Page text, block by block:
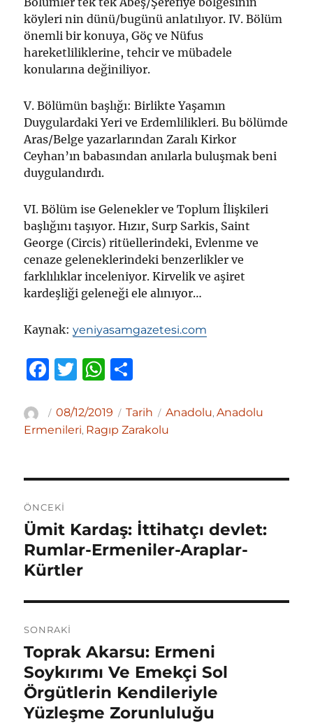
köyleri nin dünü/bugünü anlatılıyor. IV. Bölüm
önemli bir konuya, Göç ve Nüfus
hareketliliklerine, tehcir ve mübadele
konularına değiniliyor.
V. Bölümün başlığı: Birlikte Yaşamın
Duygulardaki Yeri ve Erdemlilikleri. Bu bölümde
Aras/Belge yazarlarından Zaralı Kirkor
Ceyhan’ın babasından anılarla buluşmak beni
duygulandırdı.
VI. Bölüm ise Gelenekler ve Toplum İlişkileri
başlığını taşıyor. Hızır, Surp Sarkis, Saint
George (Circis) ritüellerindeki, Evlenme ve
cenaze geleneklerindeki benzerlikler ve
farklılıklar inceleniyor. Kirvelik ve aşiret
kardeşliği geleneği ele alınıyor…
Kaynak:yeniyasamgazetesi.com
F
c
e
o
o
k
T
it
te
W
at
s
p
ar
e
Yazar
Yayın
tarihi
08/12/2019 Kategoriler
Tarih Etiketler
Anadolu,Anadolu
Ermenileri, Ragıp Zarakolu
gezinmesi
ÖNCEKI
Önceki
yazı:
Ümit Kardaş: İttihatçı devlet:
Rumlar-Ermeniler-Araplar-
Kürtler
SONRAKI
Sonraki
yazı:
Toprak Akarsu: Ermeni
Soykırımı Ve Emekçi Sol
Örgütlerin Kendileriyle
Yüzleşme Zorunluluğu